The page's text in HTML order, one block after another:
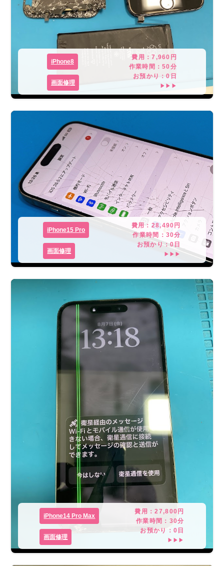
iPhone8
画面修理
費用：7,960 円
作業時間：50分
お預かり：0 日
▶▶▶
iPhone15 Pro
画面修理
費用： 28,490 円
作業時間： 30分
お預かり：0日
▶▶▶
iPhone14 Pro Max
画面修理
費用：27,800円
作業時間： 30分
お預かり： 0 日
▶▶▶